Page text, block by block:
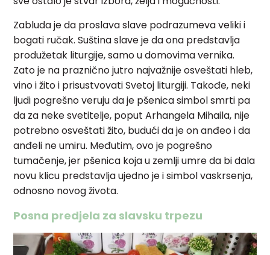
Zabluda je da proslava slave podrazumeva veliki i
bogati ručak. Suština slave je da ona predstavlja
produžetak liturgije, samo u domovima vernika.
Zato je na praznično jutro najvažnije osveštati hleb,
vino i žito i prisustvovati Svetoj liturgiji. Takođe, neki
ljudi pogrešno veruju da je pšenica simbol smrti pa
da za neke svetitelje, poput Arhangela Mihaila, nije
potrebno osveštati žito, budući da je on anđeo i da
anđeli ne umiru. Međutim, ovo je pogrešno
tumačenje, jer pšenica koja u zemlji umre da bi dala
novu klicu predstavlja ujedno je i simbol vaskrsenja,
odnosno novog života.
Posna predjela za slavsku trpezu